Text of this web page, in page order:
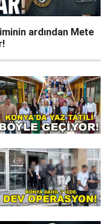
ardından Mete